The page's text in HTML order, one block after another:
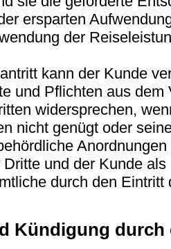
ersparten
der
kann der Kunde
und Pflichten aus
widersprechen,
nicht genügt oder
und der Kunde
durch den
Kündigung durch